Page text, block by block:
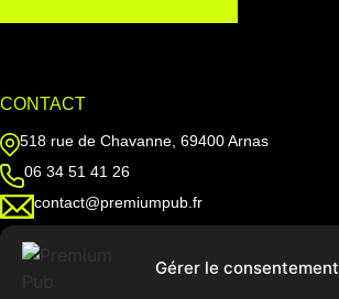
Gérer le consentement
CONTACT
518 rue de Chavanne, 69400 Arnas
06 34 51 41 26
contact@premiumpub.fr
ZONES D’INTERVENTION